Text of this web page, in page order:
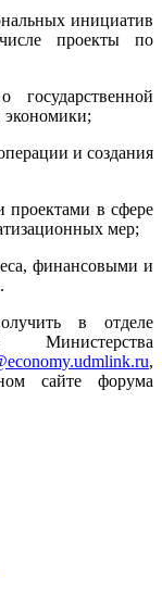
инициатив
проекты по
экономики;
и создания
проектами в сфере
мер;
финансовыми и
в отделе
Министерства
,
сайте форума